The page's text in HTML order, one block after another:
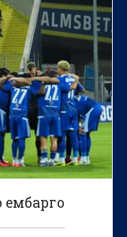
ембарго